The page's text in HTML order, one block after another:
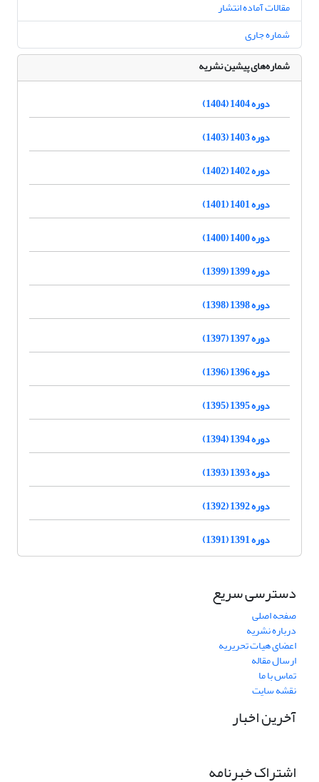
مقالات آماده انتشار
شماره جاری
شماره‌های پیشین نشریه
دوره 1404 (1404)
دوره 1403 (1403)
دوره 1402 (1402)
دوره 1401 (1401)
دوره 1400 (1400)
دوره 1399 (1399)
دوره 1398 (1398)
دوره 1397 (1397)
دوره 1396 (1396)
دوره 1395 (1395)
دوره 1394 (1394)
دوره 1393 (1393)
دوره 1392 (1392)
دوره 1391 (1391)
دسترسی سریع
صفحه اصلی
درباره نشریه
اعضای هیات تحریریه
ارسال مقاله
تماس با ما
نقشه سایت
آخرین اخبار
اشتراک خبرنامه